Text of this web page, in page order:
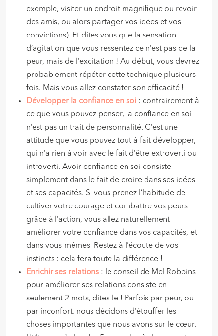
exemple, visiter un endroit magnifique ou revoir
des amis, ou alors partager vos idées et vos
convictions). Et dites vous que la sensation
d’agitation que vous ressentez ce n’est pas de la
peur, mais de l’excitation ! Au début, vous devrez
probablement répéter cette technique plusieurs
fois. Mais vous allez constater son efficacité !
Développer la confiance en soi : contrairement à
ce que vous pouvez penser, la confiance en soi
n’est pas un trait de personnalité. C’est une
attitude que vous pouvez tout à fait développer,
qui n’a rien à voir avec le fait d’être extroverti ou
introverti. Avoir confiance en soi consiste
simplement dans le fait de croire dans ses idées
et ses capacités. Si vous prenez l’habitude de
cultiver votre courage et combattre vos peurs
grâce à l’action, vous allez naturellement
améliorer votre confiance dans vos capacités, et
dans vous-mêmes. Restez à l’écoute de vos
instincts : cela fera toute la différence !
Enrichir ses relations : le conseil de Mel Robbins
pour améliorer ses relations consiste en
seulement 2 mots, dites-le ! Parfois par peur, ou
par inconfort, nous décidons d’étouffer les
choses importantes que nous avons sur le cœur.